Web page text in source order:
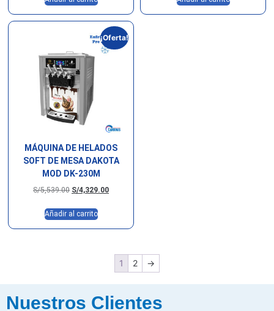
¡Oferta!
MÁQUINA DE HELADOS
SOFT DE MESA DAKOTA
MOD DK-230M
S/5,539.00 S/4,329.00
Añadir al carrito
1 2 →
Nuestros Clientes